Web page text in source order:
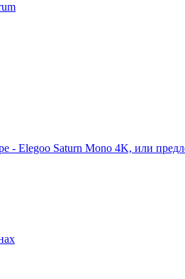
- Elegoo Saturn Mono 4K, или